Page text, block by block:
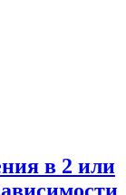
в 2 или